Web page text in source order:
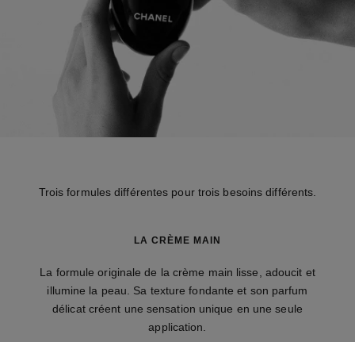
Trois formules différentes pour trois besoins différents.
LA CRÈME MAIN
La formule originale de la crème main lisse, adoucit et
illumine la peau. Sa texture fondante et son parfum
délicat créent une sensation unique en une seule
application.